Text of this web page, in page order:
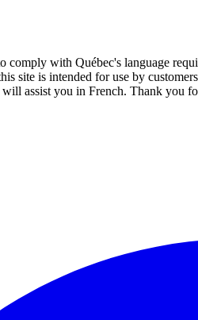
comply with Québec's language
site is intended for use by
assist you in French. Thank you